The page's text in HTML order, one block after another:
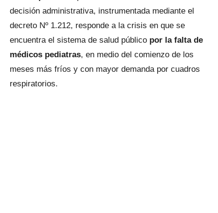
decisión administrativa, instrumentada mediante el
decreto Nº 1.212, responde a la crisis en que se
encuentra el sistema de salud público por la falta de
médicos pediatras, en medio del comienzo de los
meses más fríos y con mayor demanda por cuadros
respiratorios.